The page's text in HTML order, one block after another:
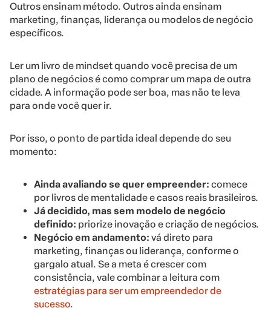
Outros ensinam método. Outros ainda ensinam
marketing, finanças, liderança ou modelos de negócio
específicos.
Ler um livro de mindset quando você precisa de um
plano de negócios é como comprar um mapa de outra
cidade. A informação pode ser boa, mas não te leva
para onde você quer ir.
Por isso, o ponto de partida ideal depende do seu
momento:
Ainda avaliando se quer empreender: comece
por livros de mentalidade e casos reais brasileiros.
Já decidido, mas sem modelo de negócio
definido: priorize inovação e criação de negócios.
Negócio em andamento: vá direto para
marketing, finanças ou liderança, conforme o
gargalo atual. Se a meta é crescer com
consistência, vale combinar a leitura com
estratégias para ser um empreendedor de
sucesso.